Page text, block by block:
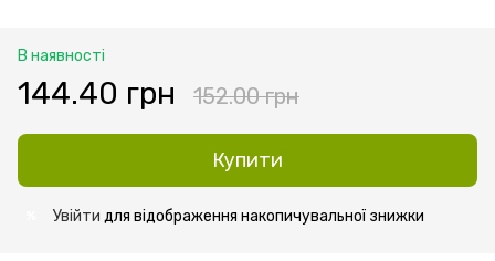
В наявності
144.40 грн 152.00 грн
Купити
Увійти для відображення накопичувальної знижки